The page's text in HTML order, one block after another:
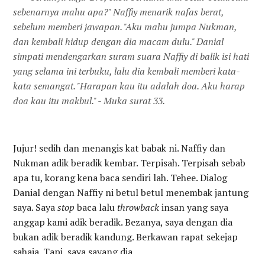
sebenarnya mahu apa?" Naffiy menarik nafas berat,
sebelum memberi jawapan. "Aku mahu jumpa Nukman,
dan kembali hidup dengan dia macam dulu." Danial
simpati mendengarkan suram suara Naffiy di balik isi hati
yang selama ini terbuku, lalu dia kembali memberi kata-
kata semangat. "Harapan kau itu adalah doa. Aku harap
doa kau itu makbul." - Muka surat 33.
Jujur! sedih dan menangis kat babak ni. Naffiy dan
Nukman adik beradik kembar. Terpisah. Terpisah sebab
apa tu, korang kena baca sendiri lah. Tehee. Dialog
Danial dengan Naffiy ni betul betul menembak jantung
saya. Sayastop baca laluthrowbackinsan yang saya
anggap kami adik beradik. Bezanya, saya dengan dia
bukan adik beradik kandung. Berkawan rapat sekejap